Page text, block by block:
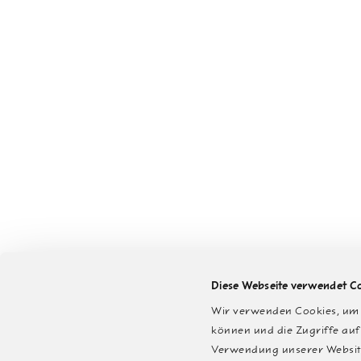
Diese Webseite verwendet
Wir verwenden Cookies,
können und die Zugriffe
Verwendung unserer